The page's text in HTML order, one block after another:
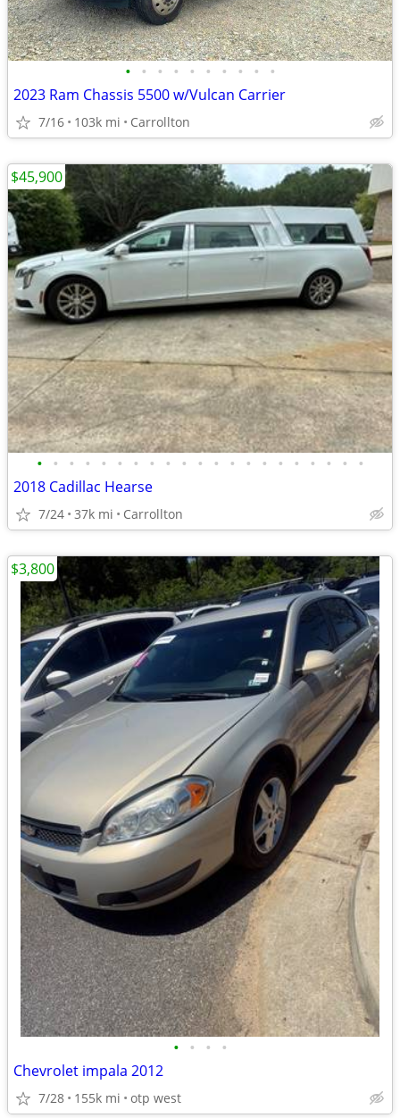
• • • • • • • • • •
2023 Ram Chassis 5500 w/Vulcan Carrier
7/16 103k mi Carrollton
• • • • • • • • • • • • • • • • • • • • •
2018 Cadillac Hearse
7/24 37k mi Carrollton
$45,900
• • • •
Chevrolet impala 2012
7/28 155k mi otp west
$3,800